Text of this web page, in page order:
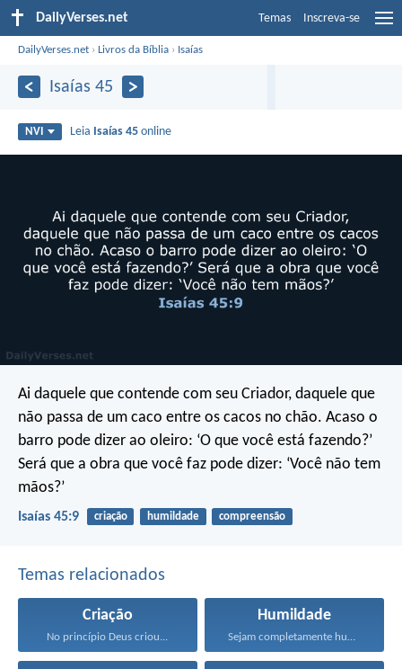
DailyVerses.net Temas Inscreva-se
DailyVerses.net ›Livros da Bíblia › Isaías
Isaías 45
NVI Leia Isaías 45 online
Ai daquele que contende com seu Criador, daquele que
não passa de um caco entre os cacos no chão. Acaso o
barro pode dizer ao oleiro: ‘O que você está fazendo?’
Será que a obra que você faz pode dizer: ‘Você não tem
mãos?’
Isaías 45:9 criação humildade compreensão
Temas relacionados
Criação
No princípio Deus criou...
Humildade
Sejam completamente humildes e...